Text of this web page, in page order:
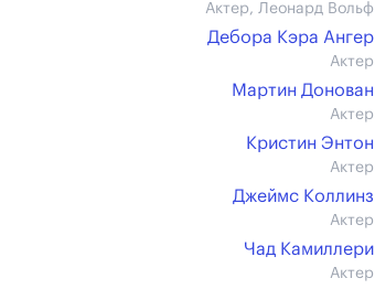
Актер, Леонард Вольф
Дебора Кэра Ангер
Актер
Мартин Донован
Актер
Кристин Энтон
Актер
Джеймс Коллинз
Актер
Чад Камиллери
Актер